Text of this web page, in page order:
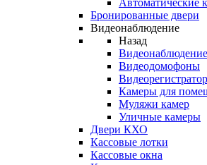
Автоматические
Бронированные двери
Видеонаблюдение
Назад
Видеонаблюдение
Видеодомофоны
Камеры для
Муляжи камер
Уличные камеры
Двери КХО
Кассовые лотки
Кассовые окна